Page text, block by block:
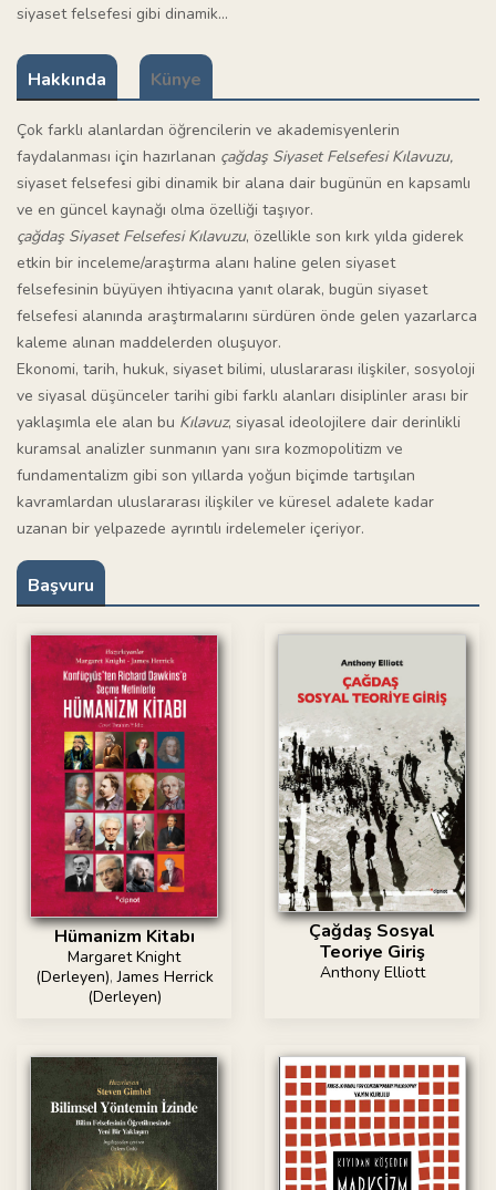
siyaset felsefesi gibi dinamik...
Hakkında Künye
Çok farklı alanlardan öğrencilerin ve akademisyenlerin
faydalanması için hazırlanan çağdaş Siyaset Felsefesi Kılavuzu,
siyaset felsefesi gibi dinamik bir alana dair bugünün en kapsamlı
ve en güncel kaynağı olma özelliği taşıyor.
çağdaş Siyaset Felsefesi Kılavuzu, özellikle son kırk yılda giderek
etkin bir inceleme/araştırma alanı haline gelen siyaset
felsefesinin büyüyen ihtiyacına yanıt olarak, bugün siyaset
felsefesi alanında araştırmalarını sürdüren önde gelen yazarlarca
kaleme alınan maddelerden oluşuyor.
Ekonomi, tarih, hukuk, siyaset bilimi, uluslararası ilişkiler, sosyoloji
ve siyasal düşünceler tarihi gibi farklı alanları disiplinler arası bir
yaklaşımla ele alan bu Kılavuz, siyasal ideolojilere dair derinlikli
kuramsal analizler sunmanın yanı sıra kozmopolitizm ve
fundamentalizm gibi son yıllarda yoğun biçimde tartışılan
kavramlardan uluslararası ilişkiler ve küresel adalete kadar
uzanan bir yelpazede ayrıntılı irdelemeler içeriyor.
Başvuru
Hümanizm Kitabı
Margaret Knight
(Derleyen),James Herrick
(Derleyen)
Çağdaş Sosyal
Teoriye Giriş
Anthony Elliott